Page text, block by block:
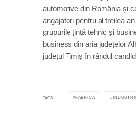
automotive din România și
angajatori pentru al treilea
grupurile țință tehnic și
business din aria județelor
județul Timiș în rândul
TAGS FABRICA